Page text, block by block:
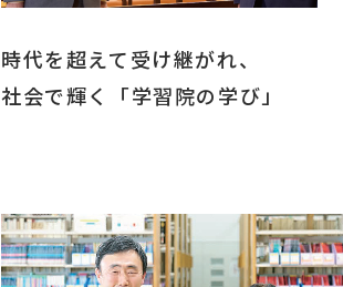
時代を超えて受け継がれ、
社会で輝く「学習院の学び」